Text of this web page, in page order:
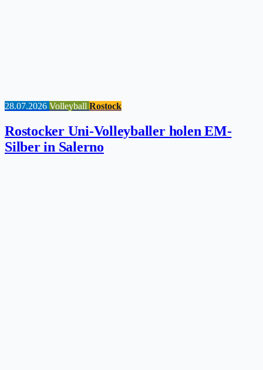
28.07.2026 Volleyball Rostock
Rostocker Uni-Volleyballer holen EM-
Silber in Salerno